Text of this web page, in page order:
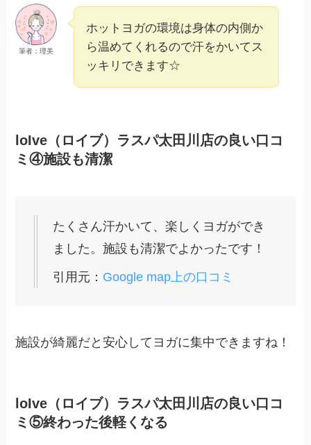
筆者：理美
ホットヨガの環境は身体の内側か
ら温めてくれるので汗をかいてス
ッキリできます☆
loIve（ロイブ）ラスパ太田川店の良い口コ
ミ④施設も清潔
たくさん汗かいて、楽しくヨガができ
ました。施設も清潔でよかったです！
引用元： Google map上の口コミ
施設が綺麗だと安心してヨガに集中できますね！
loIve（ロイブ）ラスパ太田川店の良い口コ
ミ⑤終わった後軽くなる